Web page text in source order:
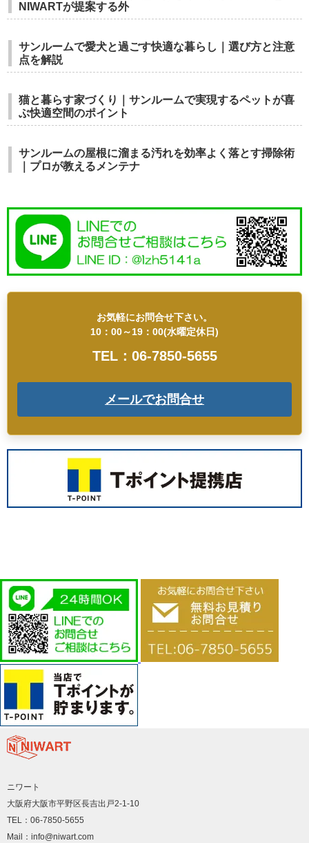
NIWARTが提案する外
サンルームで愛犬と過ごす快適な暮らし｜選び方と注意
点を解説
猫と暮らす家づくり｜サンルームで実現するペットが喜
ぶ快適空間のポイント
サンルームの屋根に溜まる汚れを効率よく落とす掃除術
｜プロが教えるメンテナ
お気軽にお問合せ下さい。
10：00～19：00(水曜定休日)
TEL：06-7850-5655
メールでお問合せ
ニワート
大阪府大阪市平野区長吉出戸2-1-10
TEL：06-7850-5655
Mail：info@niwart.com